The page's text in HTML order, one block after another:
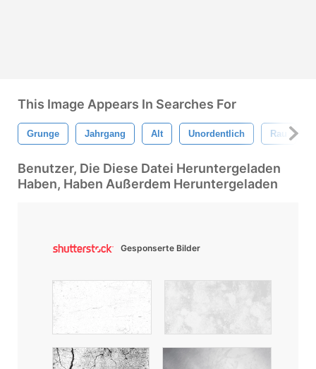
This Image Appears In Searches For
Grunge Jahrgang Alt Unordentlich Rau
Benutzer, Die Diese Datei Heruntergeladen
Haben, Haben Außerdem Heruntergeladen
Gesponserte Bilder